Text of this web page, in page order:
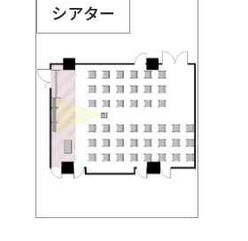
シアター